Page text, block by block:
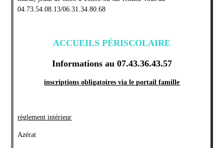
04.73.54.08.13/06.31.34.80.68
ACCUEILS PÉRISCOLAIRE
Informations au 07.43.36.43.57
inscriptions obligatoires via le portail famille
règlement intérieur
Azérat